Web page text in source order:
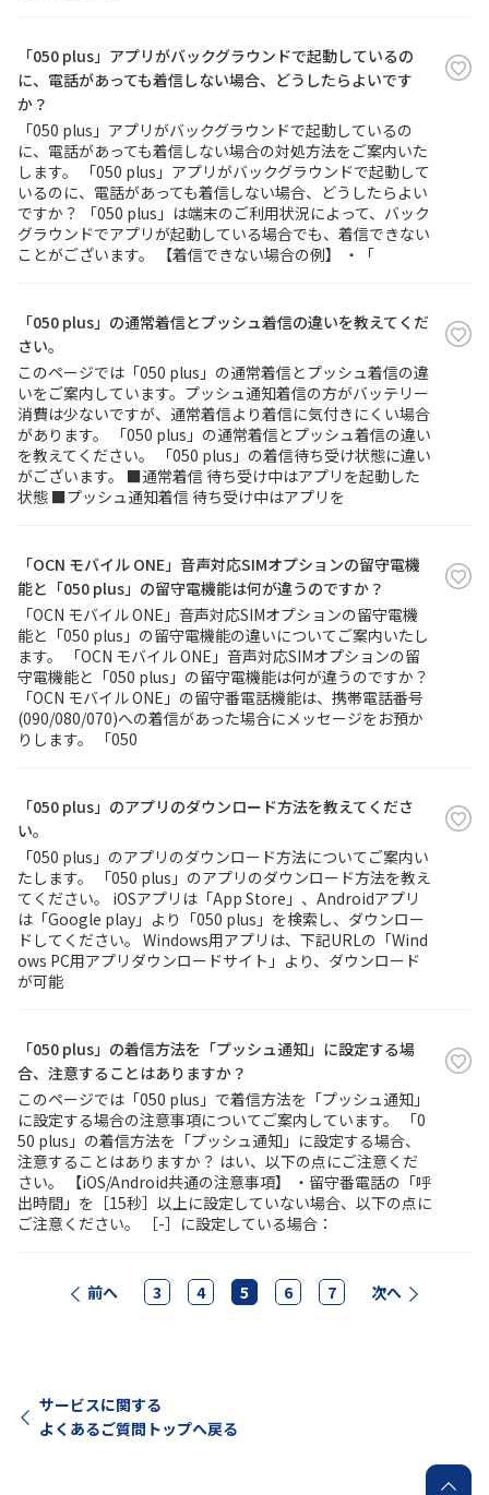
「050 plus」アプリがバックグラウンドで起動しているの
に、電話があっても着信しない場合、どうしたらよいです
か？
「050 plus」アプリがバックグラウンドで起動しているの
に、電話があっても着信しない場合の対処方法をご案内いた
します。 「050 plus」アプリがバックグラウンドで起動して
いるのに、電話があっても着信しない場合、どうしたらよい
ですか？ 「050 plus」は端末のご利用状況によって、バック
グラウンドでアプリが起動している場合でも、着信できない
ことがございます。 【着信できない場合の例】 ・「
「050 plus」の通常着信とプッシュ着信の違いを教えてくだ
さい。
このページでは「050 plus」の通常着信とプッシュ着信の違
いをご案内しています。プッシュ通知着信の方がバッテリー
消費は少ないですが、通常着信より着信に気付きにくい場合
があります。 「050 plus」の通常着信とプッシュ着信の違い
を教えてください。 「050 plus」の着信待ち受け状態に違い
がございます。 ■通常着信 待ち受け中はアプリを起動した
状態 ■プッシュ通知着信 待ち受け中はアプリを
「OCN モバイル ONE」音声対応SIMオプションの留守電機
能と「050 plus」の留守電機能は何が違うのですか？
「OCN モバイル ONE」音声対応SIMオプションの留守電機
能と「050 plus」の留守電機能の違いについてご案内いたし
ます。 「OCN モバイル ONE」音声対応SIMオプションの留
守電機能と「050 plus」の留守電機能は何が違うのですか？
「OCN モバイル ONE」の留守番電話機能は、携帯電話番号
(090/080/070)への着信があった場合にメッセージをお預か
りします。 「050
「050 plus」のアプリのダウンロード方法を教えてくださ
い。
「050 plus」のアプリのダウンロード方法についてご案内い
たします。 「050 plus」のアプリのダウンロード方法を教え
てください。 iOSアプリは「App Store」、Androidアプリ
は「Google play」より「050 plus」を検索し、ダウンロー
ドしてください。 Windows用アプリは、下記URLの「Wind
ows PC用アプリダウンロードサイト」より、ダウンロード
が可能
「050 plus」の着信方法を「プッシュ通知」に設定する場
合、注意することはありますか？
このページでは「050 plus」で着信方法を「プッシュ通知」
に設定する場合の注意事項についてご案内しています。 「0
50 plus」の着信方法を「プッシュ通知」に設定する場合、
注意することはありますか？ はい、以下の点にご注意くだ
さい。 【iOS/Android共通の注意事項】 ・留守番電話の「呼
出時間」を［15秒］以上に設定していない場合、以下の点に
ご注意ください。 ［-］に設定している場合：
前へ 3 4 5 6 7 次へ
サービスに関する
よくあるご質問トップへ戻る